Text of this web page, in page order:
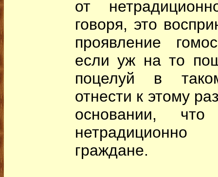
от
говоря, это
проявление
если уж на то
поцелуй в
отнести к этому
основании,
нетрадиционно
граждане.